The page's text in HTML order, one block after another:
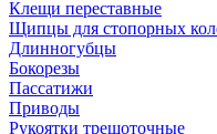
Клещи переставные
Щипцы для стопорных
Длинногубцы
Бокорезы
Пассатижи
Приводы
Рукоятки трещоточные